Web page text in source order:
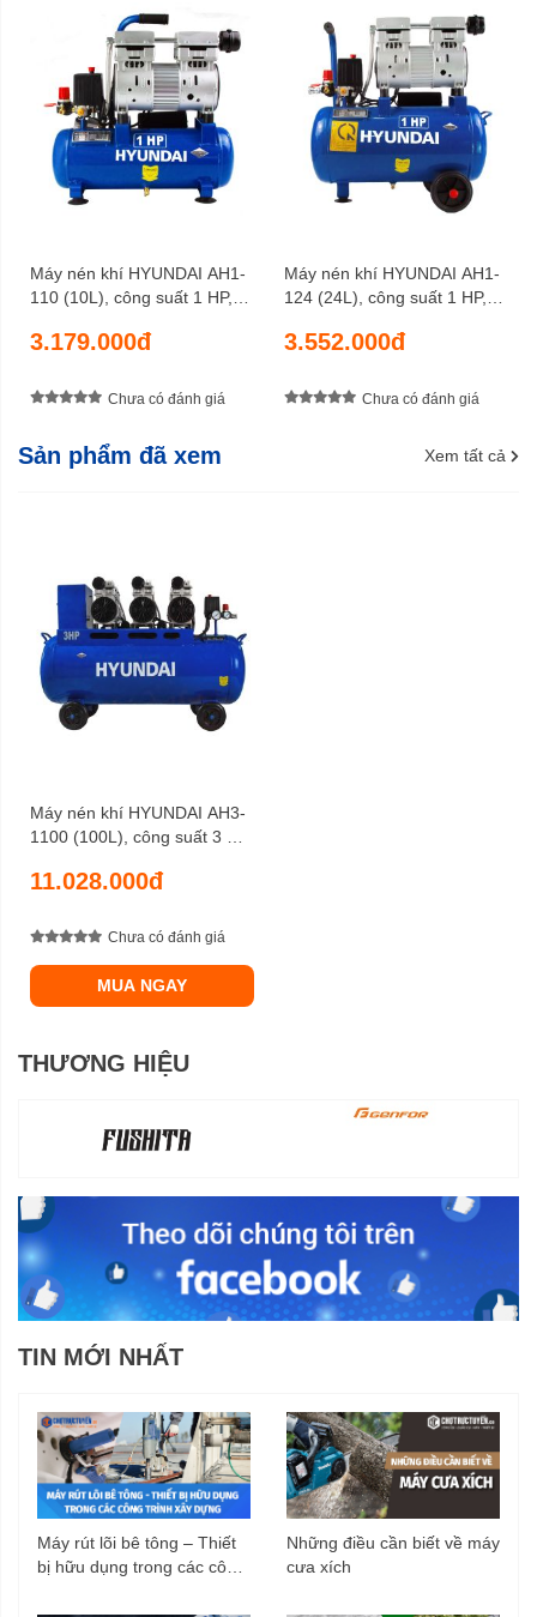
Máy nén khí HYUNDAI AH1-
110 (10L), công suất 1 HP,
phút
3.179.000đ
Chưa có đánh giá
Máy nén khí HYUNDAI AH1-
124 (24L), công suất 1 HP,
phút
3.552.000đ
Chưa có đánh giá
Sản phẩm đã xem Xem tất cả
Máy nén khí HYUNDAI AH3-
1100 (100L), công suất 3 HP,
lít/ phút
11.028.000đ
Chưa có đánh giá
MUA NGAY
THƯƠNG HIỆU
TIN MỚI NHẤT
Máy rút lõi bê tông – Thiết
bị hữu dụng trong các công
Những điều cần biết về máy
cưa xích